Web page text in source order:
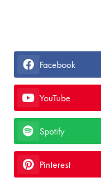
Facebook
YouTube
Spotify
Pinterest